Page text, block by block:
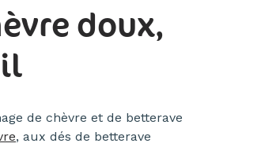
doux,
de chèvre et de betterave
, aux dés de betterave